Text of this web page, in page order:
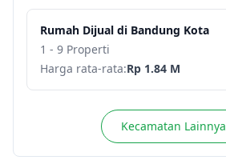
Rumah Dijual di Bandung Kota
1 - 9 Properti
Harga rata-rata:Rp 1.84 M
Kecamatan Lainnya